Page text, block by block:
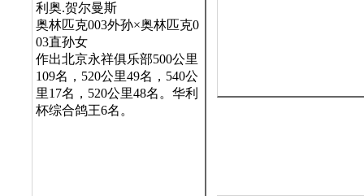
利奥.贺尔曼斯
奥林匹克003外孙×奥林匹克0
03直孙女
作出北京永祥俱乐部500公里
109名，520公里49名，540公
里17名，520公里48名。华利
杯综合鸽王6名。